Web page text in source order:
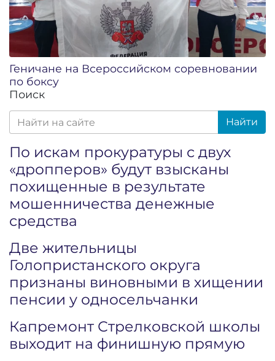
Геничане на Всероссийском соревновании
по боксу
Поиск
Найти
По искам прокуратуры с двух
«дропперов» будут взысканы
похищенные в результате
мошенничества денежные
средства
Две жительницы
Голопристанского округа
признаны виновными в хищении
пенсии у односельчанки
Капремонт Стрелковской школы
выходит на финишную прямую